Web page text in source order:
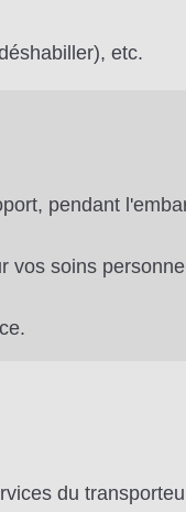
etc.
pendant
soins
du